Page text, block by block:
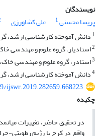
نویسندگان
پریسا محسنی1 علی کشاورزی
1 دانش آموخته کارشناسی ارشد،
2استادیار، گروه علوم و مهندسی
3استادر، گروه علوم و مهندسی
4دانش آموخته کارشناسی ارشد،
ijswr.2019.282659.668223
چکیده